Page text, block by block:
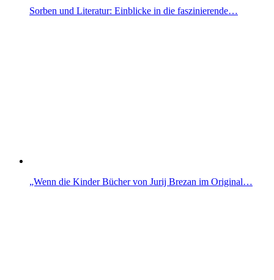
Sorben und Literatur: Einblicke in die faszinierende…
„Wenn die Kinder Bücher von Jurij Brezan im Original…